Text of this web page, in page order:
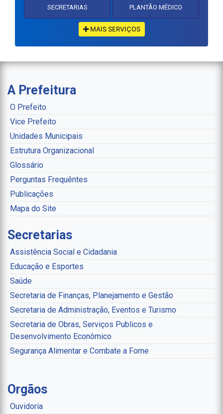
SECRETARIAS PLANTÃO MÉDICO
MAIS SERVIÇOS
A Prefeitura
O Prefeito
Vice Prefeito
Unidades Municipais
Estrutura Organizacional
Glossário
Perguntas Frequêntes
Publicações
Mapa do Site
Secretarias
Assistência Social e Cidadania
Educação e Esportes
Saúde
Secretaria de Finanças, Planejamento e Gestão
Secretaria de Administração, Eventos e Turismo
Secretaria de Obras, Serviços Publicos e
Desenvolvimento Econômico
Segurança Alimentar e Combate a Fome
Orgãos
Ouvidoria